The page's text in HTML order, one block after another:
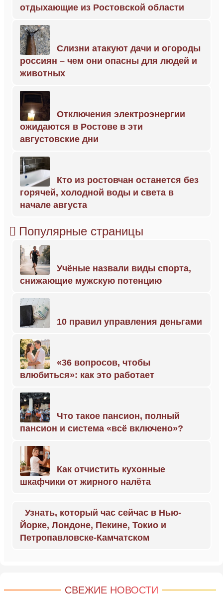
отдыхающие из Ростовской области
Слизни атакуют дачи и огороды
россиян – чем они опасны для людей и
животных
Отключения электроэнергии
ожидаются в Ростове в эти
августовские дни
Кто из ростовчан останется без
горячей, холодной воды и света в
начале августа
Популярные страницы
Учёные назвали виды спорта,
снижающие мужскую потенцию
10 правил управления деньгами
«36 вопросов, чтобы
влюбиться»: как это работает
Что такое пансион, полный
пансион и система «всё включено»?
Как отчистить кухонные
шкафчики от жирного налёта
Узнать, который час сейчас в Нью-
Йорке, Лондоне, Пекине, Токио и
Петропавловске-Камчатском
СВЕЖИЕ НОВОСТИ